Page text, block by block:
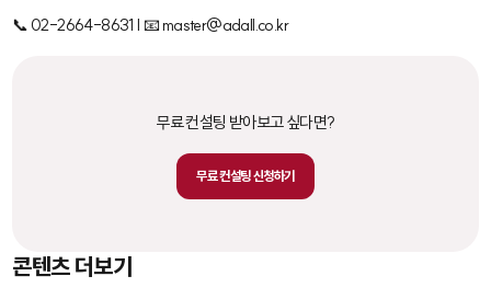
📞 02-2664-8631 | 📧 master@adall.co.kr
무료 컨설팅 받아보고 싶다면?
무료 컨설팅 신청하기
콘텐츠 더보기